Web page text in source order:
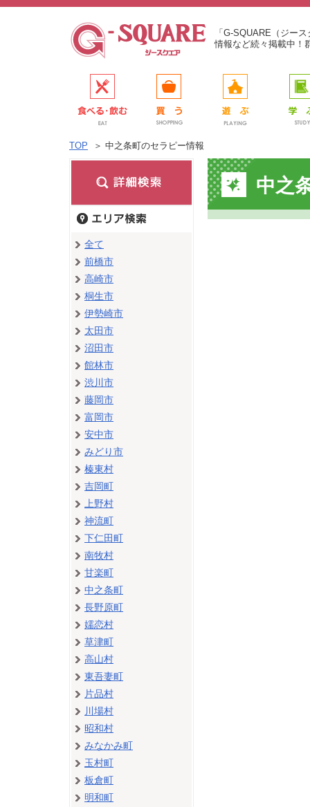
「G-SQUARE（ジー
情報など続々掲載中！
TOP ＞ 中之条町のセラピー情報
中之
全て
前橋市
高崎市
桐生市
伊勢崎市
太田市
沼田市
館林市
渋川市
藤岡市
富岡市
安中市
みどり市
榛東村
吉岡町
上野村
神流町
下仁田町
南牧村
甘楽町
中之条町
長野原町
嬬恋村
草津町
高山村
東吾妻町
片品村
川場村
昭和村
みなかみ町
玉村町
板倉町
明和町